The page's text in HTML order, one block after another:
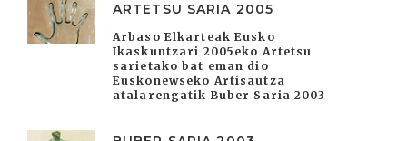
ARTETSU SARIA 2005
Arbaso Elkarteak Eusko
Ikaskuntzari 2005eko Artetsu
sarietako bat eman dio
Euskonewseko Artisautza
atalarengatik Buber Saria 2003